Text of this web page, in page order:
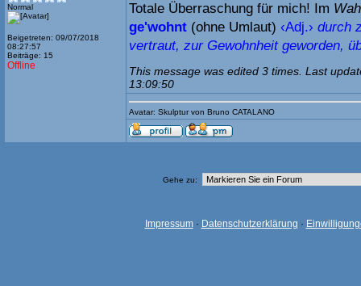
Normal
Beigetreten: 09/07/2018
08:27:57
Beiträge: 15
Offline
Totale Überraschung für mich! Im
ge'wohnt (ohne Umlaut) ‹Adj.› durch
vertraut, zur Gewohnheit geworden,
This message was edited 3 times. Last
13:09:50
Avatar: Skulptur von Bruno CATALANO
Gehe zu:
Impressum· Datenschutzerklärung ·